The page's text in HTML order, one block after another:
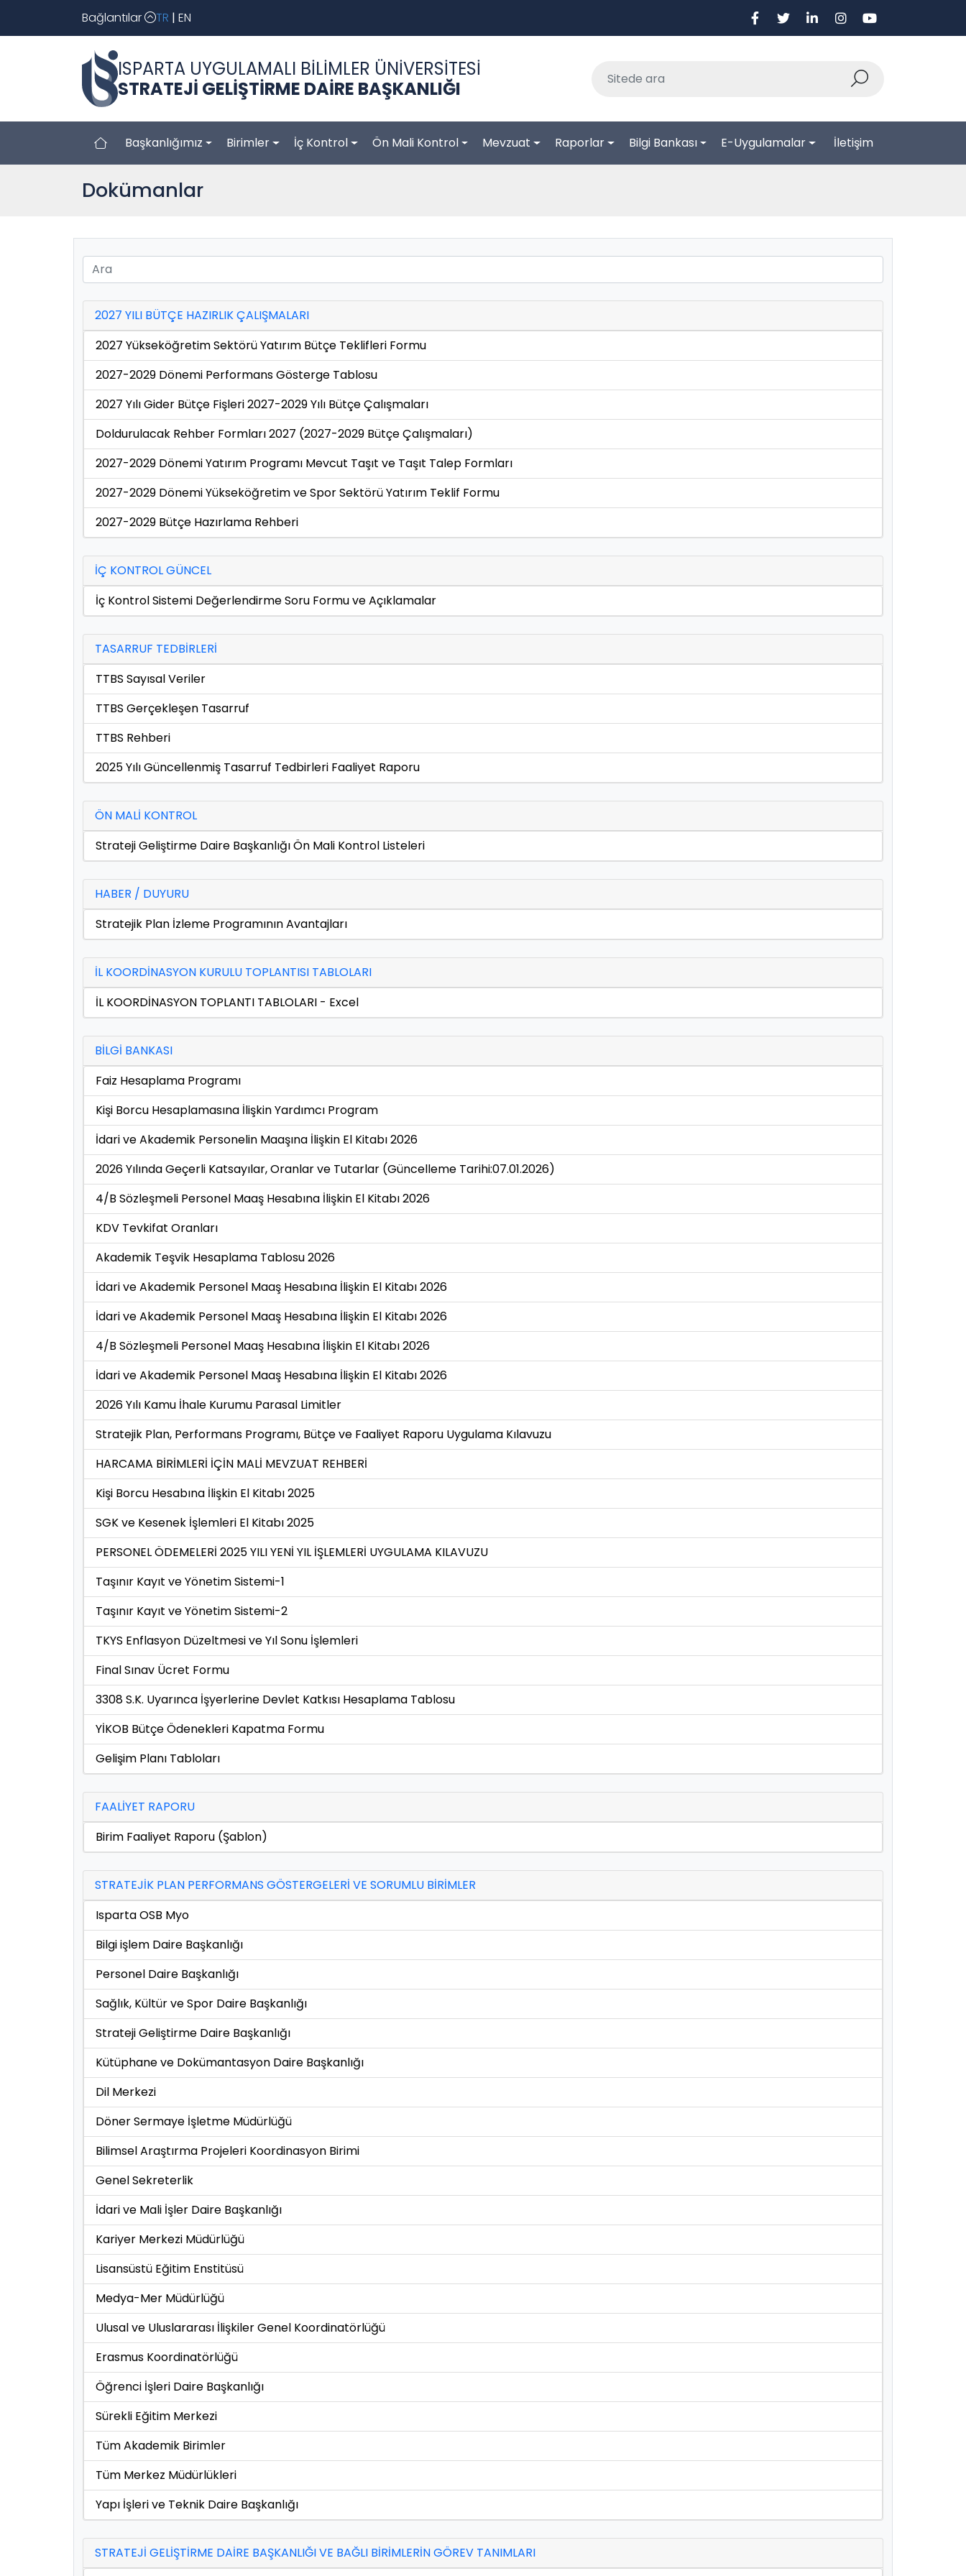
Bağlantılar TR | EN
ISPARTA UYGULAMALI BİLİMLER ÜNİVERSİTESİ
STRATEJİ GELİŞTİRME DAİRE BAŞKANLIĞI
Başkanlığımız Birimler İç Kontrol Ön Mali Kontrol Mevzuat Raporlar Bilgi Bankası E-Uygulamalar İletişim
Dokümanlar
2027 YILI BÜTÇE HAZIRLIK ÇALIŞMALARI
2027 Yükseköğretim Sektörü Yatırım Bütçe Teklifleri Formu
2027-2029 Dönemi Performans Gösterge Tablosu
2027 Yılı Gider Bütçe Fişleri 2027-2029 Yılı Bütçe Çalışmaları
Doldurulacak Rehber Formları 2027 (2027-2029 Bütçe Çalışmaları)
2027-2029 Dönemi Yatırım Programı Mevcut Taşıt ve Taşıt Talep Formları
2027-2029 Dönemi Yükseköğretim ve Spor Sektörü Yatırım Teklif Formu
2027-2029 Bütçe Hazırlama Rehberi
İÇ KONTROL GÜNCEL
İç Kontrol Sistemi Değerlendirme Soru Formu ve Açıklamalar
TASARRUF TEDBİRLERİ
TTBS Sayısal Veriler
TTBS Gerçekleşen Tasarruf
TTBS Rehberi
2025 Yılı Güncellenmiş Tasarruf Tedbirleri Faaliyet Raporu
ÖN MALİ KONTROL
Strateji Geliştirme Daire Başkanlığı Ön Mali Kontrol Listeleri
HABER / DUYURU
Stratejik Plan İzleme Programının Avantajları
İL KOORDİNASYON KURULU TOPLANTISI TABLOLARI
İL KOORDİNASYON TOPLANTI TABLOLARI - Excel
BİLGİ BANKASI
Faiz Hesaplama Programı
Kişi Borcu Hesaplamasına İlişkin Yardımcı Program
İdari ve Akademik Personelin Maaşına İlişkin El Kitabı 2026
2026 Yılında Geçerli Katsayılar, Oranlar ve Tutarlar (Güncelleme Tarihi:07.01.2026)
4/B Sözleşmeli Personel Maaş Hesabına İlişkin El Kitabı 2026
KDV Tevkifat Oranları
Akademik Teşvik Hesaplama Tablosu 2026
İdari ve Akademik Personel Maaş Hesabına İlişkin El Kitabı 2026
İdari ve Akademik Personel Maaş Hesabına İlişkin El Kitabı 2026
4/B Sözleşmeli Personel Maaş Hesabına İlişkin El Kitabı 2026
İdari ve Akademik Personel Maaş Hesabına İlişkin El Kitabı 2026
2026 Yılı Kamu İhale Kurumu Parasal Limitler
Stratejik Plan, Performans Programı, Bütçe ve Faaliyet Raporu Uygulama Kılavuzu
HARCAMA BİRİMLERİ İÇİN MALİ MEVZUAT REHBERİ
Kişi Borcu Hesabına İlişkin El Kitabı 2025
SGK ve Kesenek İşlemleri El Kitabı 2025
PERSONEL ÖDEMELERİ 2025 YILI YENİ YIL İŞLEMLERİ UYGULAMA KILAVUZU
Taşınır Kayıt ve Yönetim Sistemi-1
Taşınır Kayıt ve Yönetim Sistemi-2
TKYS Enflasyon Düzeltmesi ve Yıl Sonu İşlemleri
Final Sınav Ücret Formu
3308 S.K. Uyarınca İşyerlerine Devlet Katkısı Hesaplama Tablosu
YİKOB Bütçe Ödenekleri Kapatma Formu
Gelişim Planı Tabloları
FAALİYET RAPORU
Birim Faaliyet Raporu (Şablon)
STRATEJİK PLAN PERFORMANS GÖSTERGELERİ VE SORUMLU BİRİMLER
Isparta OSB Myo
Bilgi işlem Daire Başkanlığı
Personel Daire Başkanlığı
Sağlık, Kültür ve Spor Daire Başkanlığı
Strateji Geliştirme Daire Başkanlığı
Kütüphane ve Dokümantasyon Daire Başkanlığı
Dil Merkezi
Döner Sermaye İşletme Müdürlüğü
Bilimsel Araştırma Projeleri Koordinasyon Birimi
Genel Sekreterlik
İdari ve Mali İşler Daire Başkanlığı
Kariyer Merkezi Müdürlüğü
Lisansüstü Eğitim Enstitüsü
Medya-Mer Müdürlüğü
Ulusal ve Uluslararası İlişkiler Genel Koordinatörlüğü
Erasmus Koordinatörlüğü
Öğrenci İşleri Daire Başkanlığı
Sürekli Eğitim Merkezi
Tüm Akademik Birimler
Tüm Merkez Müdürlükleri
Yapı İşleri ve Teknik Daire Başkanlığı
STRATEJİ GELİŞTİRME DAİRE BAŞKANLIĞI VE BAĞLI BİRİMLERİN GÖREV TANIMLARI